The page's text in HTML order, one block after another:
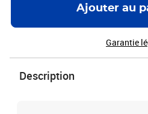
Ajouter au
Garantie
Description